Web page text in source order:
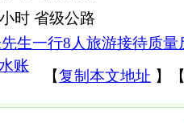
时 省级公路
生一行8人旅游接待质量
账
【复制本文地址 】 【